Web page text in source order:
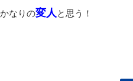
なりの変人 と思う！